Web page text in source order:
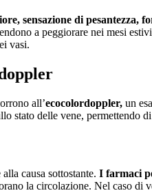
sensazione di pesantezza,
a peggiorare nei mesi
vasi.
all’ecocolordoppler, un
stato delle vene, permettendo
causa sottostante. I farmaci
la circolazione. Nel caso di